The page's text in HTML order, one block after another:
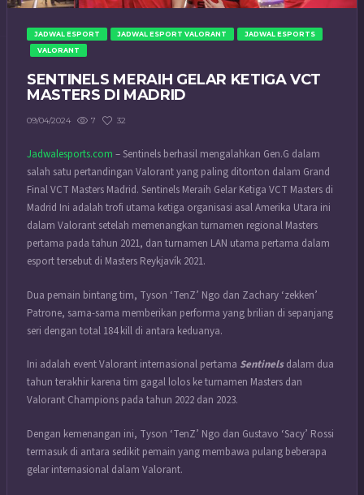
JADWAL ESPORT JADWAL ESPORT VALORANT
JADWAL ESPORTS
VALORANT
SENTINELS MERAIH GELAR KETIGA VCT
MASTERS DI MADRID
09/04/2024 7 32
Jadwalesports.com – Sentinels berhasil mengalahkan Gen.G dalam
salah satu pertandingan Valorant yang paling ditonton dalam Grand
Final VCT Masters Madrid. Sentinels Meraih Gelar Ketiga VCT Masters di
Madrid Ini adalah trofi utama ketiga organisasi asal Amerika Utara ini
dalam Valorant setelah memenangkan turnamen regional Masters
pertama pada tahun 2021, dan turnamen LAN utama pertama dalam
esport tersebut di Masters Reykjavík 2021.
Dua pemain bintang tim, Tyson ‘TenZ’ Ngo dan Zachary ‘zekken’
Patrone, sama-sama memberikan performa yang brilian di sepanjang
seri dengan total 184 kill di antara keduanya.
Ini adalah event Valorant internasional pertama Sentinelsdalam dua
tahun terakhir karena tim gagal lolos ke turnamen Masters dan
Valorant Champions pada tahun 2022 dan 2023.
Dengan kemenangan ini, Tyson ‘TenZ’ Ngo dan Gustavo ‘Sacy’ Rossi
termasuk di antara sedikit pemain yang membawa pulang beberapa
gelar internasional dalam Valorant.